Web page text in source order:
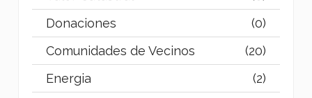
Donaciones
(0)
Comunidades de Vecinos
(20)
Energia
(2)